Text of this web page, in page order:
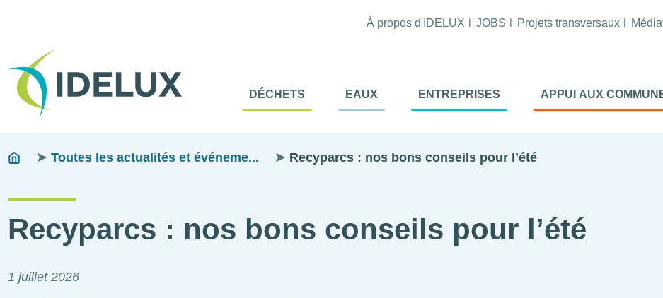
Tête
À propos d'IDELUX JOBS Projets transversaux
Navigation
Menu
DÉCHETS EAUX ENTREPRISES APPUI AUX
Fils
You
Toutes les actualités et événeme... Recyparcs : nos bons conseils pour l’été
Recyparcs : nos bons conseils pour l’été
1 juillet 2026